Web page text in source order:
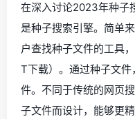
在深入讨论2023年种子
是种子搜索引擎。简单
户查找种子文件的工具
T下载）。通过种子文
件。不同于传统的网页
子文件而设计，能够更